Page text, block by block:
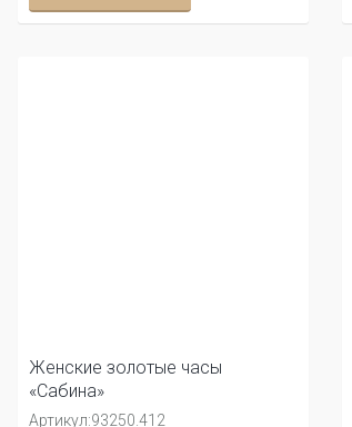
Женские золотые часы
«Сабина»
Артикул:93250.412